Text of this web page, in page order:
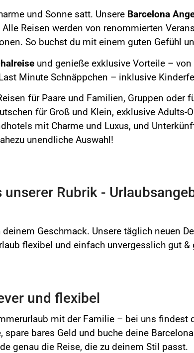
und Sonne satt. Unsere Barcelona
Reisen werden von renommierten
So buchst du mit einem guten Gefühl
und genieße exklusive Vorteile –
Minute Schnäppchen – inklusive
für Paare und Familien, Gruppen oder
für Groß und Klein, exklusive Adults-
mit Charme und Luxus, und
unendliche Auswahl!
Rubrik -
deinem Geschmack. Unsere täglich neuen
flexibel und einfach unvergesslich gut &
und flexibel
mit der Familie – bei uns findest
spare bares Geld und buche deine Barcelona
genau die Reise, die zu deinem Stil passt.